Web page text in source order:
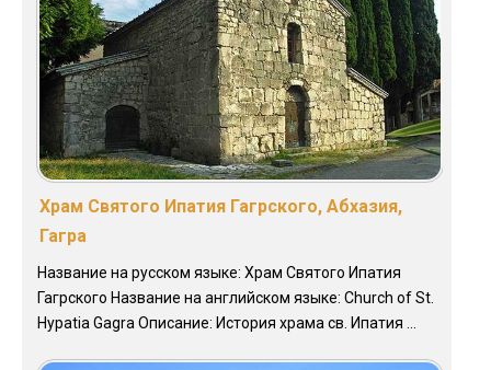
Храм Святого Ипатия Гагрского, Абхазия,
Гагра
Название на русском языке: Храм Святого Ипатия
Гагрского Название на английском языке: Church of St.
Hypatia Gagra Описание: История храма св. Ипатия ...